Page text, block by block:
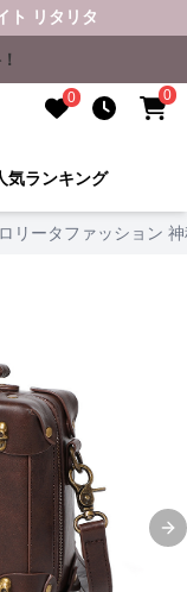
ト リタリタ
0 0
気ランキング
ロリータファッション